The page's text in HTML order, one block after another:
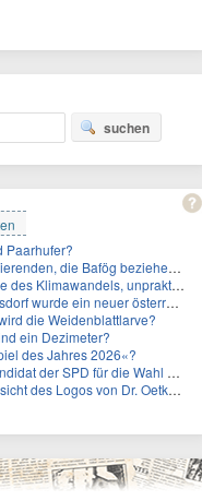
suchen
Paarhufer?
Bafög beziehen, sinkt. Woran liegt das?
für Urlauber: Wo fehlt mittlerweile sogar das Trinkwasser?
Temperaturrekord gemessen. Wie hoch war die Temperatur?
die Weidenblattlarve?
ein Dezimeter?
des Jahres 2026«?
zum Berliner Abgeordnetenhaus im September 2026?
des Logos von Dr. Oetker dar?